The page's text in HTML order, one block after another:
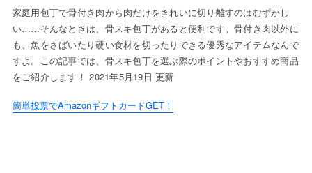
家庭用包丁で骨付き肉から肉だけをきれいに切り離すのはむずかし
い……そんなときは、骨スキ包丁があると便利です。骨付き肉以外に
も、魚をさばいたり硬い食材を切ったりできる優秀なアイテムなんで
すよ。この記事では、骨スキ包丁を選ぶ際のポイントやおすすめ商品
をご紹介します！ 2021年5月19日 更新
簡単投票でAmazonギフトカードGET！